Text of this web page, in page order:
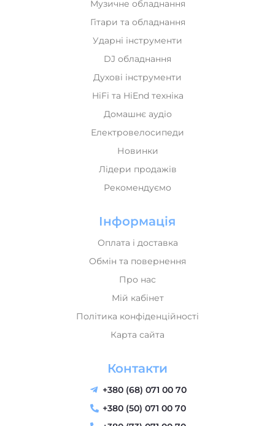
Музичне обладнання
Гітари та обладнання
Ударні інструменти
DJ обладнання
Духові інструменти
HiFi та HiEnd техніка
Домашнє аудіо
Електровелосипеди
Новинки
Лідери продажів
Рекомендуємо
Інформація
Оплата і доставка
Обмін та повернення
Про нас
Мій кабінет
Політика конфіденційності
Карта сайта
Контакти
+380 (68) 071 00 70
+380 (50) 071 00 70